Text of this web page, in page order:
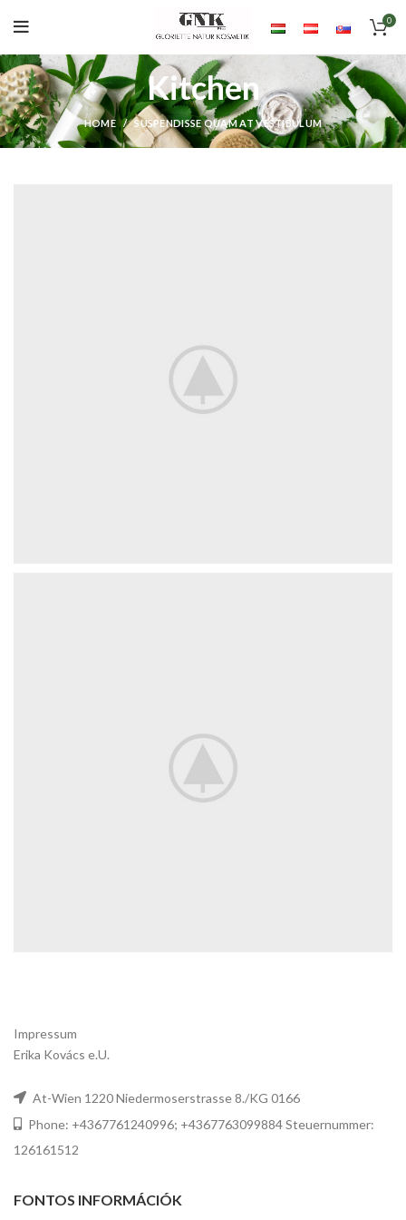
0
Kitchen
HOME SUSPENDISSE QUAM AT VESTIBULUM
Impressum
Erika Kovács e.U.
At-Wien 1220 Niedermoserstrasse 8./KG 0166
Phone: +4367761240996; +4367763099884 Steuernummer:
126161512
FONTOS INFORMÁCIÓK